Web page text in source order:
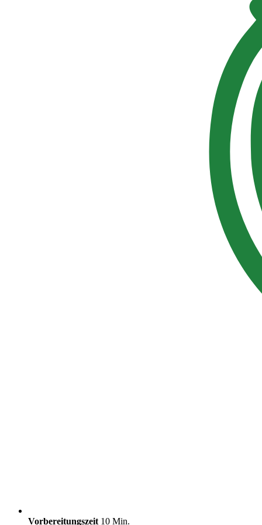
Vorbereitungszeit 10 Min.